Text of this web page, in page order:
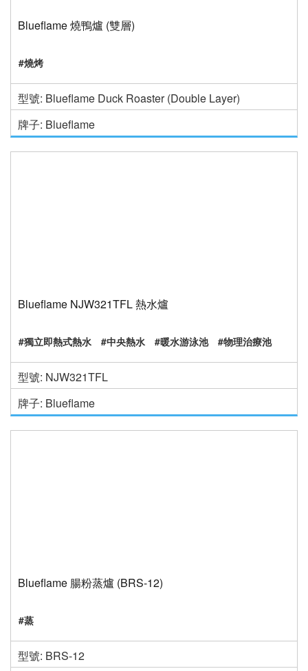
Blueflame 燒鴨爐 (雙層)
#燒烤
型號: Blueflame Duck Roaster (Double Layer)
牌子: Blueflame
Blueflame NJW321TFL 熱水爐
#獨立即熱式熱水 #中央熱水 #暖水游泳池 #物理治療池
型號: NJW321TFL
牌子: Blueflame
Blueflame 腸粉蒸爐 (BRS-12)
#蒸
型號: BRS-12